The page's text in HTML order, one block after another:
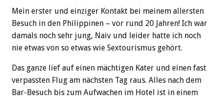
Mein erster und einziger Kontakt bei meinem allersten
Besuch in den Philippinen – vor rund 20 Jahren! Ich war
damals noch sehr jung, Naiv und leider hatte ich noch
nie etwas von so etwas wie Sextourismus gehört.
Das ganze lief auf einen mächtigen Kater und einen fast
verpassten Flug am nächsten Tag raus. Alles nach dem
Bar-Besuch bis zum Aufwachen im Hotel ist in einem